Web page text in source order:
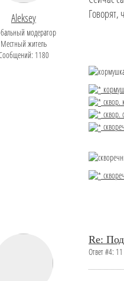
Aleksey
модератор
Местный житель
1180
Говорят,
сквор.
сквор.
Re:
Ответ #4: